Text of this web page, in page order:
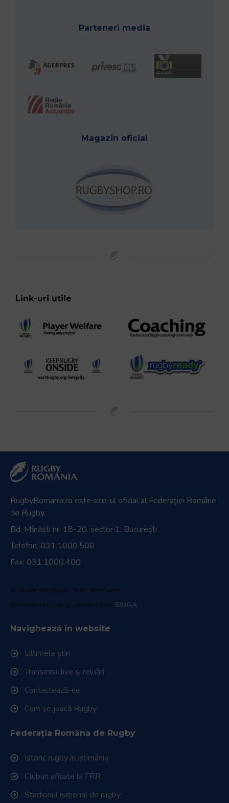
Parteneri media
Magazin oficial
Link-uri utile
RugbyRomania.ro este site-ul oficial al Federației Române
de Rugby.
Bd. Mărăști nr. 18-20, sector 1, București
Telefon: 031.1000.500
Fax: 031.1000.400
© Toate drepturile sunt rezervate.
Website realizat și întreținut de SINGA
Navighează în website
Ultimele știri
Transmisii live și reluări
Contactează-ne
Cum se joacă Rugby
Federația Româna de Rugby
Istoric rugby în România
Cluburi afiliate la FRR
Stadionul național de rugby